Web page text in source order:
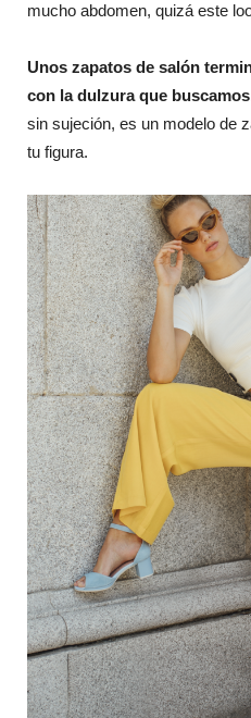
mucho abdomen, quizá este
Unos zapatos de salón
con la dulzura que buscamos
sin sujeción, es un modelo de
tu figura.